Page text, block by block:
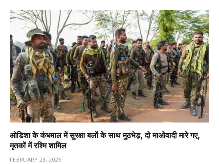
ओडिशा के कंधमाल में सुरक्षा बलों के साथ मुठभेड़, दो माओवादी मारे गए,
मृतकों में रश्मि शामिल
FEBRUARY 23, 2026